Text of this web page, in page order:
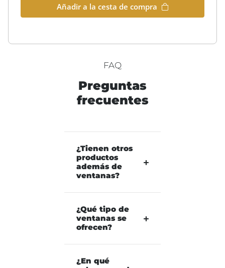
Añadir a la cesta de compra
FAQ
Preguntas
frecuentes
¿Tienen otros
productos
además de
ventanas?
¿Qué tipo de
ventanas se
ofrecen?
¿En qué